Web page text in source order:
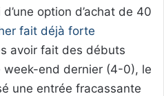
option d’achat de 40
fait déjà forte
avoir fait des débuts
week-end dernier (4-0), le
une entrée fracassante